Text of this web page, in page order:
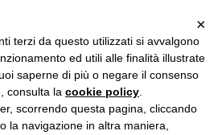
×
terzi da questo utilizzati si avvalgono
ed utili alle finalità illustrate
saperne di più o negare il consenso
consulta la cookie policy
scorrendo questa pagina, cliccando
la navigazione in altra maniera,